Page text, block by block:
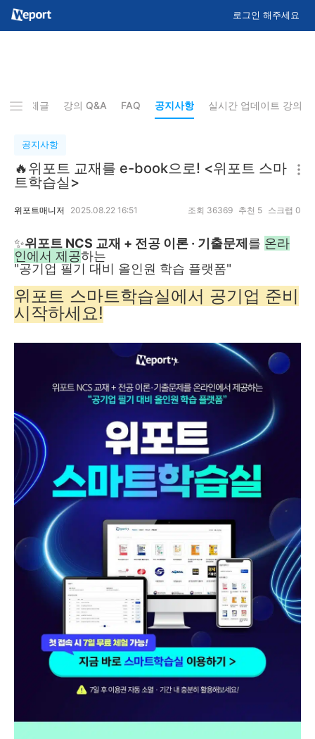
로그인 해주세요
전체글 강의 Q&A FAQ 공지사항 실시간 업데이트 강의
공지사항
🔥위포트 교재를 e-book으로! <위포트 스마
트학습실>
위포트매니저 2025.08.22 16:51 조회 36369 추천 5 스크랩 0
✨위포트 NCS 교재 + 전공 이론 · 기출문제를 온라
인에서 제공하는
"공기업 필기 대비 올인원 학습 플랫폼"
위포트 스마트학습실에서 공기업 준비
시작하세요!